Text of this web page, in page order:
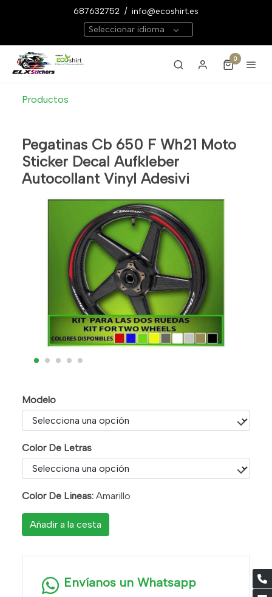
687632752 / info@ecoshirt.es
Seleccionar idioma
0
Productos
Pegatinas Cb 650 F Wh21 Moto
Sticker Decal Aufkleber
Autocollant Vinyl Adesivi
Modelo
Color De Letras
Color De Lineas: Amarillo
Añadir a la cesta
Envíanos un Whatsapp